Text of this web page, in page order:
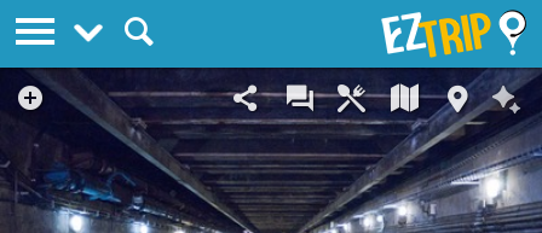
EZTrip